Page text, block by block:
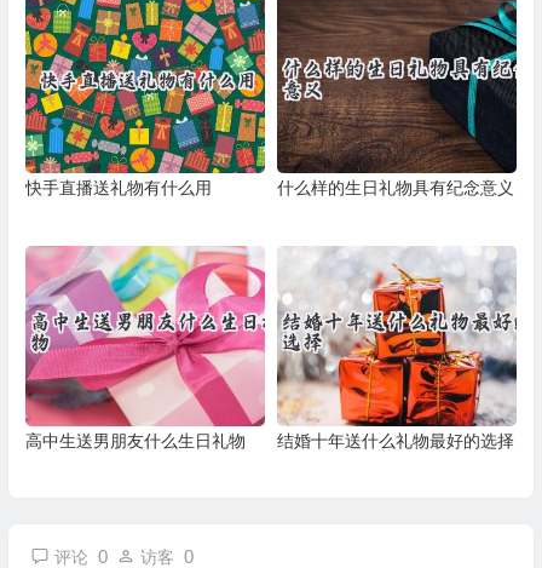
快手直播送礼物有什么用 什么样的生日礼物具有纪念意义
高中生送男朋友什么生日礼物 结婚十年送什么礼物最好的选择
评论 0 访客 0